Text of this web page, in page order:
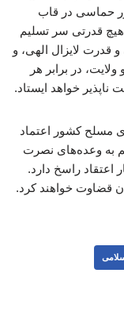
حماسی در قاب
هیچ قدرتی سر تسلیم
و قدرت لایزال الهی، و
در برابر هر
خواهد ایستاد.
مسلح کشور اعتماد
به وعده‌های نصرت
اعتقاد راسخ دارد.
قضاوت خواهند کرد.